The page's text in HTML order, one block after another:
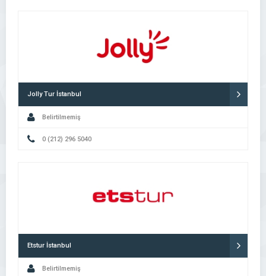
Jolly Tur İstanbul
Belirtilmemiş
0 (212) 296 5040
Etstur İstanbul
Belirtilmemiş